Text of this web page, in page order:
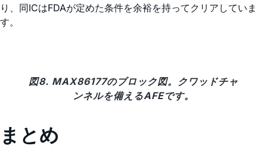
り、同ICはFDAが定めた条件を余裕を持ってクリアしていま
す。
図8. MAX86177のブロック図。クワッドチャ
ンネルを備えるAFEです。
まとめ